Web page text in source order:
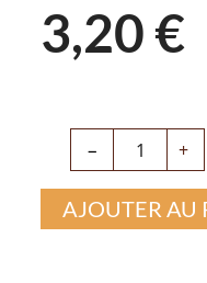
3,20 €
+
−
AJOUTER AU